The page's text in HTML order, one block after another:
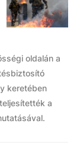
oldalán a
keretében
a